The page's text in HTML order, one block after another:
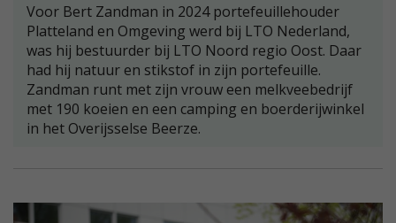
Voor Bert Zandman in 2024 portefeuillehouder
Platteland en Omgeving werd bij LTO Nederland,
was hij bestuurder bij LTO Noord regio Oost. Daar
had hij natuur en stikstof in zijn portefeuille.
Zandman runt met zijn vrouw een melkveebedrijf
met 190 koeien en een camping en boerderijwinkel
in het Overijsselse Beerze.